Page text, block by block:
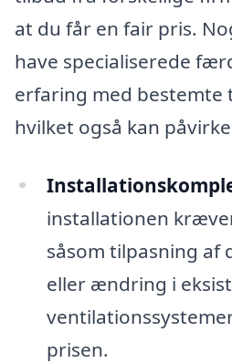
at du får en fair pris.
have specialiserede
erfaring med
hvilket også kan
installationen
såsom tilpasning af
eller ændring i
prisen.